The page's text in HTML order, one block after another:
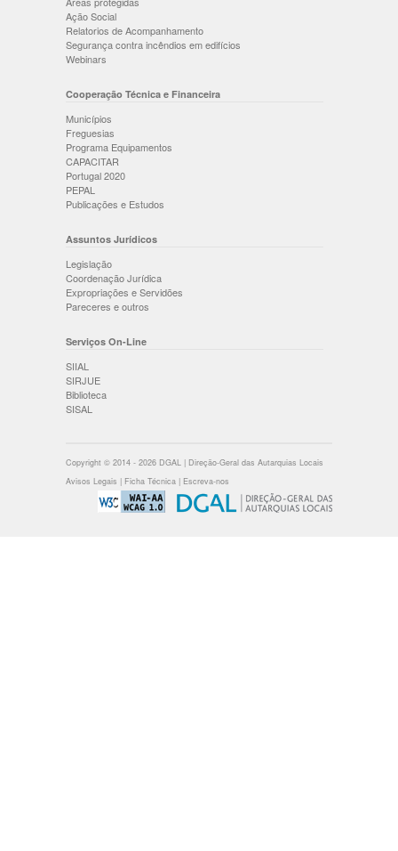
Ação Social
Relatorios de Acompanhamento
Segurança contra incêndios em edifícios
Webinars
Cooperação Técnica e Financeira
Municípios
Freguesias
Programa Equipamentos
CAPACITAR
Portugal 2020
PEPAL
Publicações e Estudos
Assuntos Jurídicos
Legislação
Coordenação Jurídica
Expropriações e Servidões
Pareceres e outros
Serviços On-Line
SIIAL
SIRJUE
Biblioteca
SISAL
Copyright © 2014 - 2026 DGAL | Direção-Geral das Autarquias Locais
Avisos Legais | Ficha Técnica | Escreva-nos